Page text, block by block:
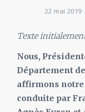
22 mai 2019
Texte
Nous,
Département
affirmons
conduite par